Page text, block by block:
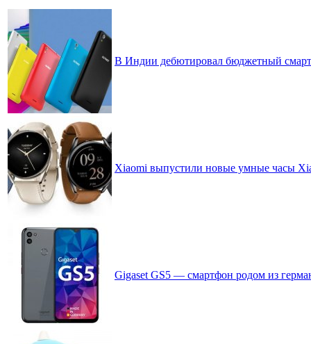
В Индии дебютировал бюджетный
Xiaomi выпустили новые умные часы
Gigaset GS5 — смартфон родом из